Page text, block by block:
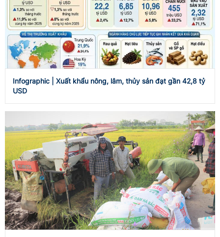
Infographic | Xuất khẩu nông, lâm, thủy sản đạt gần 42,8 tỷ
USD